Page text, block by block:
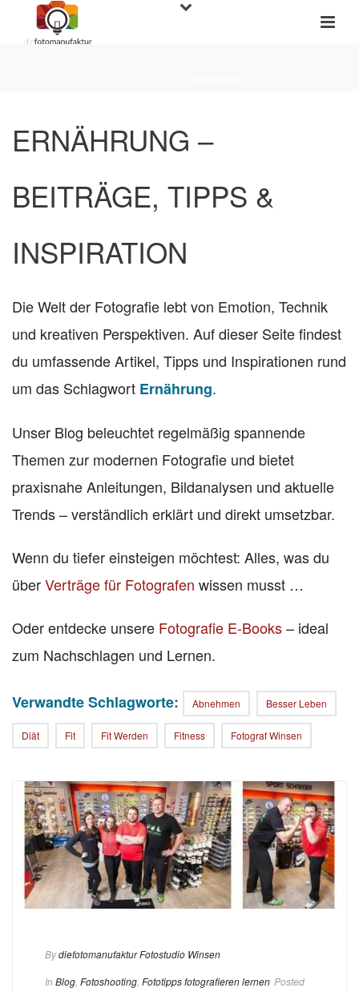
ERNÄHRUNG –
BEITRÄGE, TIPPS &
INSPIRATION
Die Welt der Fotografie lebt von Emotion, Technik
und kreativen Perspektiven. Auf dieser Seite findest
du umfassende Artikel, Tipps und Inspirationen rund
um das Schlagwort Ernährung.
Unser Blog beleuchtet regelmäßig spannende
Themen zur modernen Fotografie und bietet
praxisnahe Anleitungen, Bildanalysen und aktuelle
Trends – verständlich erklärt und direkt umsetzbar.
Wenn du tiefer einsteigen möchtest: Alles, was du
überVerträge für Fotografen wissen musst …
Oder entdecke unsere Fotografie E-Books– ideal
zum Nachschlagen und Lernen.
Verwandte Schlagworte: Abnehmen Besser Leben
Diät Fit Fit Werden Fitness Fotograf Winsen
Bydiefotomanufaktur Fotostudio Winsen
In Blog, Fotoshooting, Fototipps fotografieren lernen Posted